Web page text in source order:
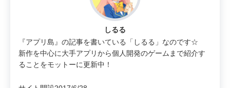
しるる
『アプリ島』の記事を書いている「しるる」なのです☆
新作を中心に大手アプリから個人開発のゲームまで紹介す
ることをモットーに更新中！